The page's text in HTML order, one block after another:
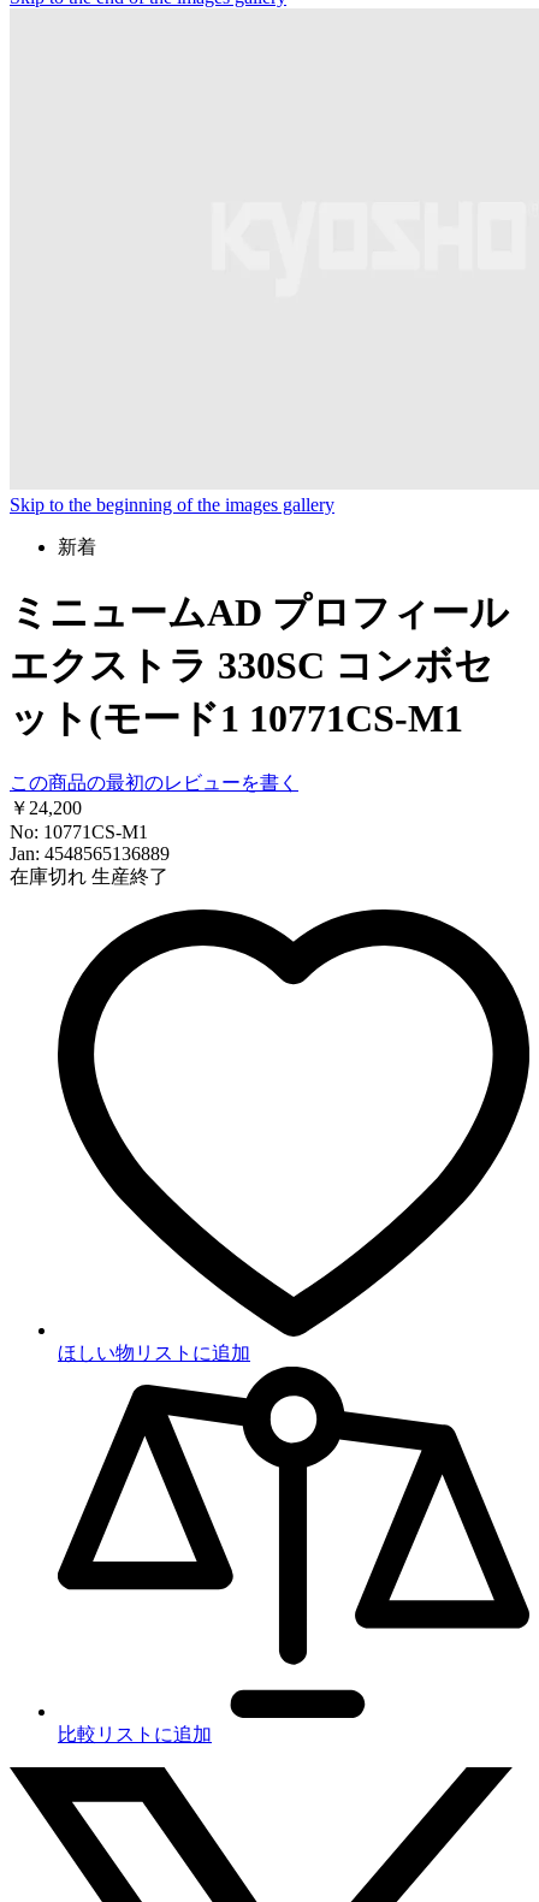
Skip to the beginning of the images gallery
新着
ミニュームAD プロフィール
エクストラ 330SC コンボセ
ット(モード1 10771CS-M1
この商品の最初のレビューを書く
￥24,200
No: 10771CS-M1
Jan: 4548565136889
在庫切れ 生産終了
ほしい物リストに追加
比較リストに追加